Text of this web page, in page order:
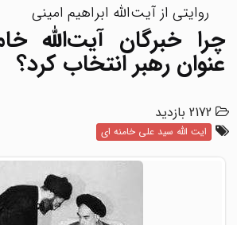
روایتی از آیت‌الله ابراهیم امینی
چرا خبرگان آیت‌الله
عنوان رهبر انتخاب کرد؟
2172 بازدید
ایت الله سید علی خامنه ای